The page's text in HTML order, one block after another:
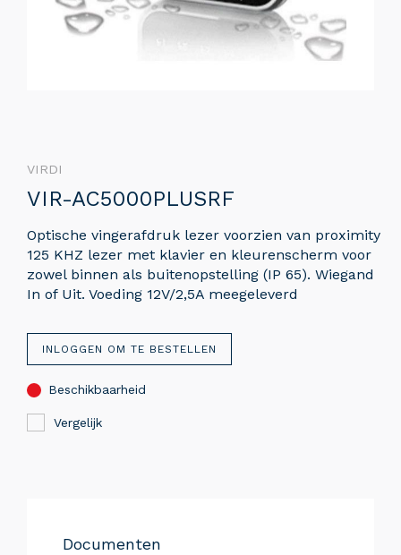
VIRDI
VIR-AC5000PLUSRF
Optische vingerafdruk lezer voorzien van proximity
125 KHZ lezer met klavier en kleurenscherm voor
zowel binnen als buitenopstelling (IP 65). Wiegand
In of Uit. Voeding 12V/2,5A meegeleverd
INLOGGEN OM TE BESTELLEN
Beschikbaarheid
Vergelijk
Documenten